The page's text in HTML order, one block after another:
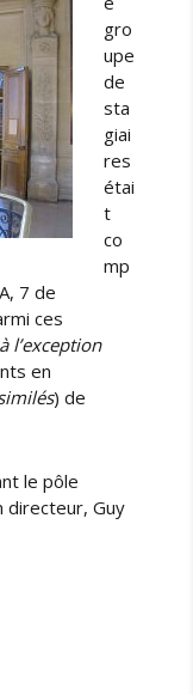
gro
upe
de
sta
giai
res
étai
t
co
mp
7 de
ces
à l’exception
en
) de
le pôle
directeur, Guy